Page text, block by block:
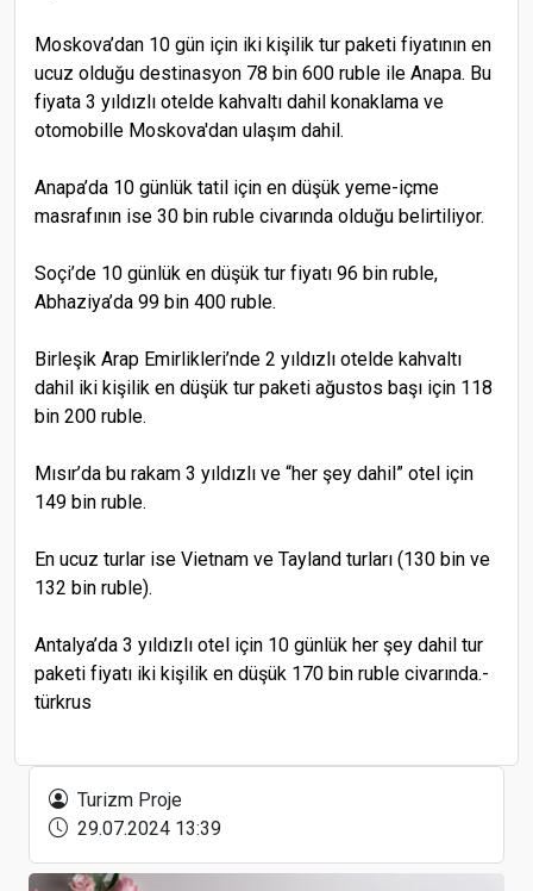
Moskova’dan 10 gün için iki kişilik tur paketi fiyatının en
ucuz olduğu destinasyon 78 bin 600 ruble ile Anapa. Bu
fiyata 3 yıldızlı otelde kahvaltı dahil konaklama ve
otomobille Moskova'dan ulaşım dahil.
Anapa’da 10 günlük tatil için en düşük yeme-içme
masrafının ise 30 bin ruble civarında olduğu belirtiliyor.
Soçi’de 10 günlük en düşük tur fiyatı 96 bin ruble,
Abhaziya’da 99 bin 400 ruble.
Birleşik Arap Emirlikleri’nde 2 yıldızlı otelde kahvaltı
dahil iki kişilik en düşük tur paketi ağustos başı için 118
bin 200 ruble.
Mısır’da bu rakam 3 yıldızlı ve “her şey dahil” otel için
149 bin ruble.
En ucuz turlar ise Vietnam ve Tayland turları (130 bin ve
132 bin ruble).
Antalya’da 3 yıldızlı otel için 10 günlük her şey dahil tur
paketi fiyatı iki kişilik en düşük 170 bin ruble civarında.-
türkrus
Turizm Proje
29.07.2024 13:39
düzenlenen tanıtım programına katıldı